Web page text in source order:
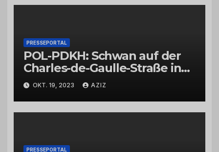
PRESSEPORTAL
POL-PDKH: Schwan auf der
Charles-de-Gaulle-Straße in
Bad Kreuznach beeinflusst
Feierabendverkehr
OKT. 19, 2023 AZIZ
PRESSEPORTAL